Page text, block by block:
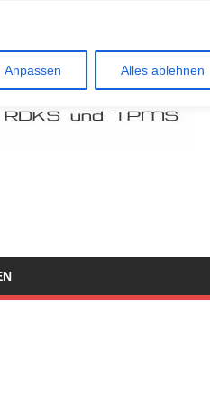
Anpassen Alles ablehnen